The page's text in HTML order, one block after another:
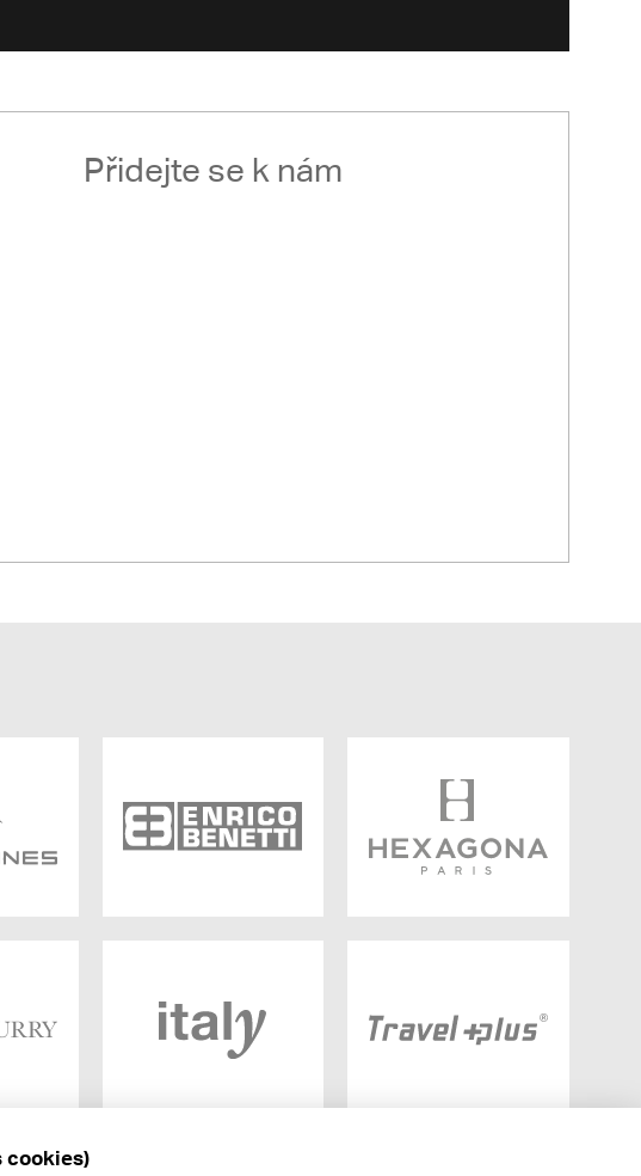
Přidejte se k nám
cookies)